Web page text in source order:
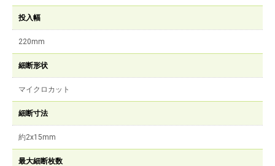
投入幅
220mm
細断形状
マイクロカット
細断寸法
約2x15mm
最大細断枚数